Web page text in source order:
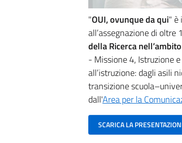
"OUI, ovunque da qui" è
all’assegnazione di
della Ricerca
- Missione 4, Istruzione
all’istruzione: dagli asili
transizione
dall'Area per la
SCARICA LA